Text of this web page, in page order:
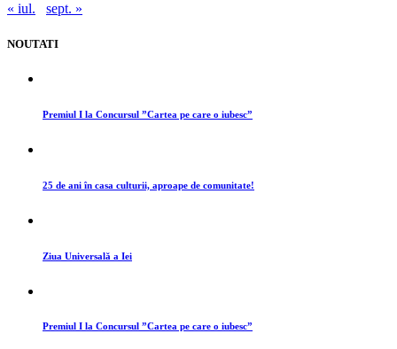
« iul.
sept. »
NOUTATI
Premiul I la Concursul ”Cartea pe care o iubesc”
25 de ani în casa culturii, aproape de comunitate!
Ziua Universală a Iei
Premiul I la Concursul ”Cartea pe care o iubesc”